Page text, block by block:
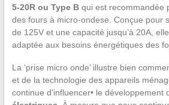
5-20R ou Type Bqui est recommandée
des fours à micro-ondese. Conçue pour
de 125V et une capacité jusqu’à 20A,
adaptée aux besoins énergétiques des
La ‘prise micro onde’ illustre bien
et de la technologie des appareils
continue d’influencer• le développement